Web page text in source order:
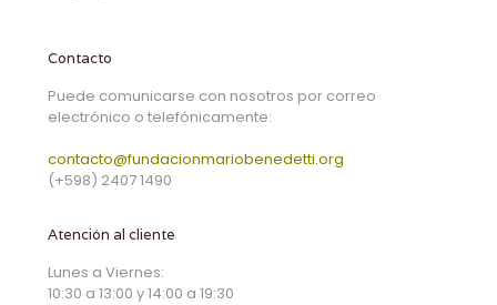
Contacto
Puede comunicarse con nosotros por correo
electrónico o telefónicamente:
contacto@fundacionmariobenedetti.org
(+598) 2407 1490
Atención al cliente
Lunes a Viernes:
10:30 a 13:00 y 14:00 a 19:30